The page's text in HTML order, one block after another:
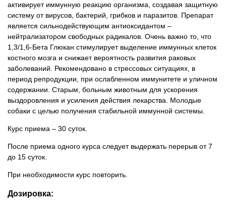
активирует иммунную реакцию организма, создавая защитную
систему от вирусов, бактерий, грибков и паразитов. Препарат
является сильнодействующим антиоксидантом –
нейтрализатором свободных радикалов. Очень важно то, что
1,3/1,6-Бета Глюкан стимулирует выделение иммунных клеток
костного мозга и снижает вероятность развития раковых
заболеваний. Рекомендовано в стрессовых ситуациях, в
период репродукции, при ослабленном иммунитете и уличном
содержании. Старым, больным животным для ускорения
выздоровления и усиления действия лекарства. Молодые
собаки с целью получения стабильной иммунной системы.
Курс приема – 30 суток.
После приема одного курса следует выдержать перерыв от 7
до 15 суток.
При необходимости курс повторить.
Дозировка: